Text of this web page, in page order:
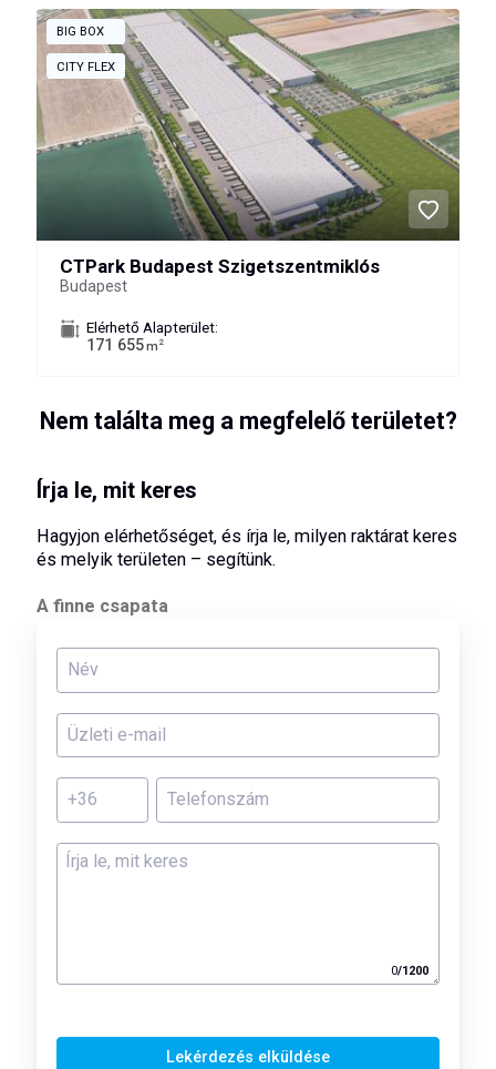
BIG BOX
CITY FLEX
CTPark Budapest Szigetszentmiklós
Budapest
Elérhető Alapterület:
171 655m 2
Nem találta meg a megfelelő területet?
Írja le, mit keres
Hagyjon elérhetőséget, és írja le, milyen raktárat keres
és melyik területen – segítünk.
A finne csapata
0/1200
Lekérdezés elküldése